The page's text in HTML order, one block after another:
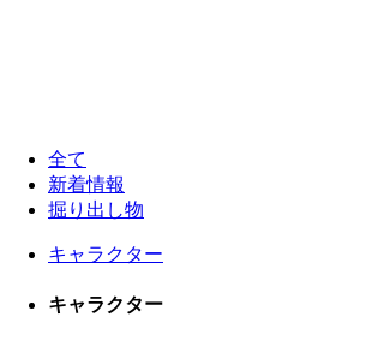
全て
新着情報
掘り出し物
キャラクター
キャラクター